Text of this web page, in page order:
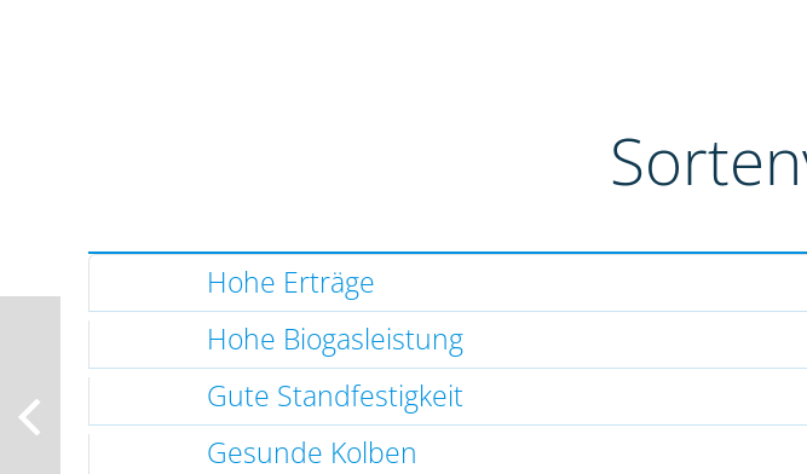
Hohe Erträge
Hohe Biogasleistung
Gute Standfestigkeit
Gesunde Kolben